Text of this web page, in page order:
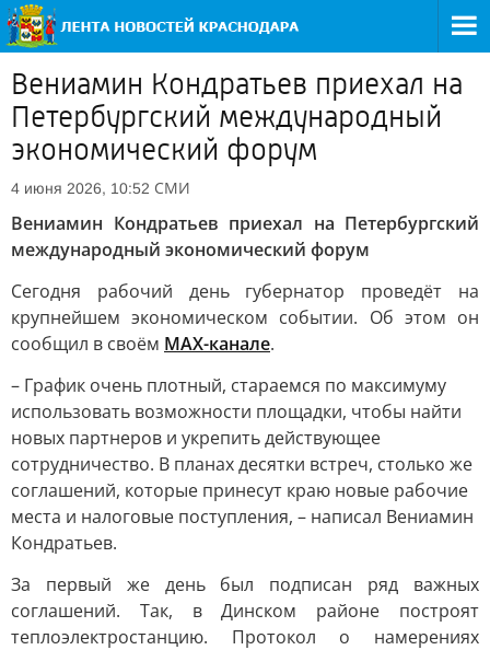
Вениамин Кондратьев приехал на
Петербургский международный
экономический форум
4 июня 2026, 10:52 СМИ
Вениамин Кондратьев приехал на Петербургский
международный экономический форум
Сегодня рабочий день губернатор проведёт на
крупнейшем экономическом событии. Об этом он
сообщил в своём МАХ-канале.
– График очень плотный, стараемся по максимуму
использовать возможности площадки, чтобы найти
новых партнеров и укрепить действующее
сотрудничество. В планах десятки встреч, столько же
соглашений, которые принесут краю новые рабочие
места и налоговые поступления, – написал Вениамин
Кондратьев.
За первый же день был подписан ряд важных
соглашений. Так, в Динском районе построят
теплоэлектростанцию. Протокол о намерениях